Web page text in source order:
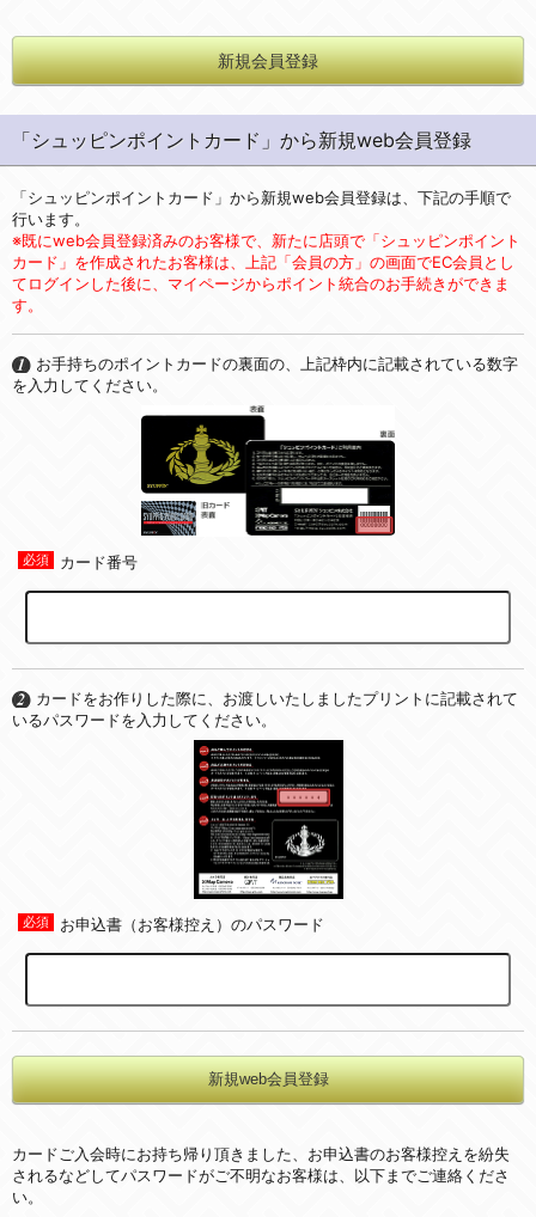
新規会員登録
「シュッピンポイントカード」から新規web会員登録
「シュッピンポイントカード」から新規web会員登録は、下記の手順で
行います。
※既にweb会員登録済みのお客様で、新たに店頭で「シュッピンポイント
カード」を作成されたお客様は、上記「会員の方」の画面でEC会員とし
てログインした後に、マイページからポイント統合のお手続きができま
す。
お手持ちのポイントカードの裏面の、上記枠内に記載されている数字
を入力してください。
カード番号
カードをお作りした際に、お渡しいたしましたプリントに記載されて
いるパスワードを入力してください。
お申込書（お客様控え）のパスワード
カードご入会時にお持ち帰り頂きました、お申込書のお客様控えを紛失
されるなどしてパスワードがご不明なお客様は、以下までご連絡くださ
い。